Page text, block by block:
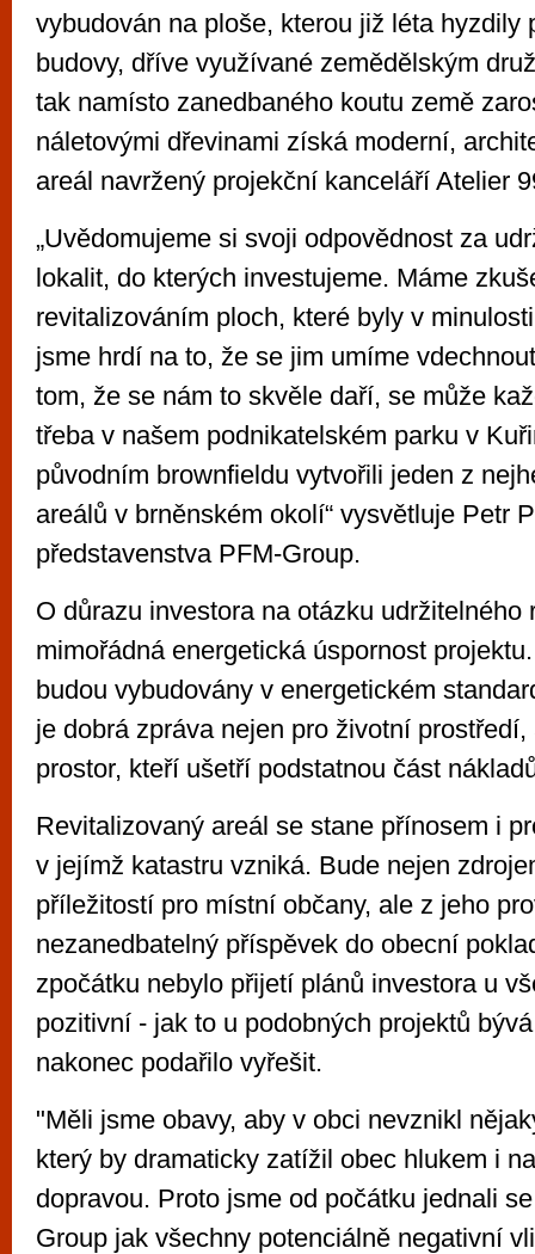
vybudován na ploše, kterou již léta hyzdily
budovy, dříve využívané zemědělským
tak namísto zanedbaného koutu země
náletovými dřevinami získá moderní,
areál navržený projekční kanceláří Atelier
„Uvědomujeme si svoji odpovědnost za
lokalit, do kterých investujeme. Máme
revitalizováním ploch, které byly v
jsme hrdí na to, že se jim umíme
tom, že se nám to skvěle daří, se může
třeba v našem podnikatelském parku v
původním brownfieldu vytvořili jeden z
areálů v brněnském okolí“ vysvětluje Petr
představenstva PFM-Group.
O důrazu investora na otázku udržitelného
mimořádná energetická úspornost
budou vybudovány v energetickém
je dobrá zpráva nejen pro životní
prostor, kteří ušetří podstatnou část
Revitalizovaný areál se stane přínosem i
v jejímž katastru vzniká. Bude nejen
příležitostí pro místní občany, ale z jeho
nezanedbatelný příspěvek do obecní
zpočátku nebylo přijetí plánů investora u
pozitivní - jak to u podobných projektů
nakonec podařilo vyřešit.
"Měli jsme obavy, aby v obci nevznikl
který by dramaticky zatížil obec hlukem i
dopravou. Proto jsme od počátku jednali
Group jak všechny potenciálně negativní